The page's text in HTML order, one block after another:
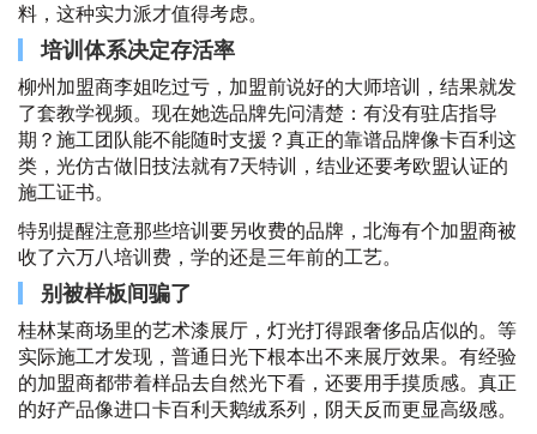
料，这种实力派才值得考虑。
培训体系决定存活率
柳州加盟商李姐吃过亏，加盟前说好的大师培训，结果就发
了套教学视频。现在她选品牌先问清楚：有没有驻店指导
期？施工团队能不能随时支援？真正的靠谱品牌像卡百利这
类，光仿古做旧技法就有7天特训，结业还要考欧盟认证的
施工证书。
特别提醒注意那些培训要另收费的品牌，北海有个加盟商被
收了六万八培训费，学的还是三年前的工艺。
别被样板间骗了
桂林某商场里的艺术漆展厅，灯光打得跟奢侈品店似的。等
实际施工才发现，普通日光下根本出不来展厅效果。有经验
的加盟商都带着样品去自然光下看，还要用手摸质感。真正
的好产品像进口卡百利天鹅绒系列，阴天反而更显高级感。